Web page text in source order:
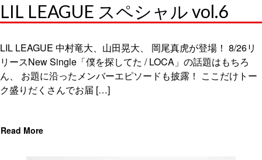
LIL LEAGUE スペシャル vol.6
LIL LEAGUE 中村竜大、山田晃大、 岡尾真虎が登場！ 8/26リ
リースNew Single「僕を探してた / LOCA」の話題はもちろ
ん、 お題に沿ったメンバーエピソードも披露！ ここだけトー
ク盛りだくさんでお届 […]
Read More